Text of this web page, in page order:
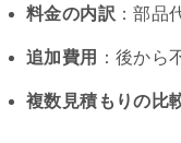
料金の内訳 ：部品
追加費用 ：後から
複数見積もりの比